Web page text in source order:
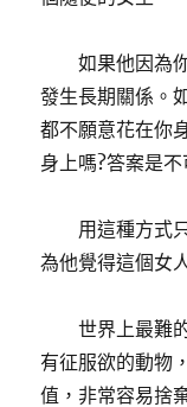
如果他因為你
發生長期關係。
都不願意花在你
身上嗎?答案是不
用這種方式只
為他覺得這個女
世界上最難的
有征服欲的動物
值，非常容易捨